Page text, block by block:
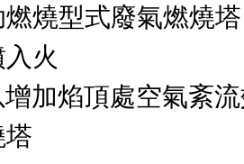
燒型式廢氣燃燒
火
加焰頂處空氣紊
塔